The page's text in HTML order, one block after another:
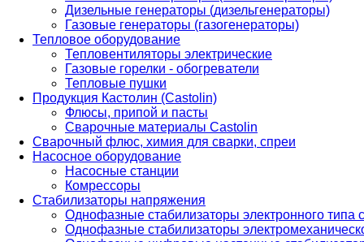
Дизельные генераторы (дизельгенераторы)
Газовые генераторы (газогенераторы)
Тепловое оборудование
Тепловентиляторы электрические
Газовые горелки - обогреватели
Тепловые пушки
Продукция Кастолин (Castolin)
Флюсы, припой и пасты
Сварочные материалы Castolin
Сварочный флюс, химия для сварки, спреи
Насосное оборудование
Насосные станции
Комрессоры
Стабилизаторы напряжения
Однофазные стабилизаторы электронного
Однофазные стабилизаторы